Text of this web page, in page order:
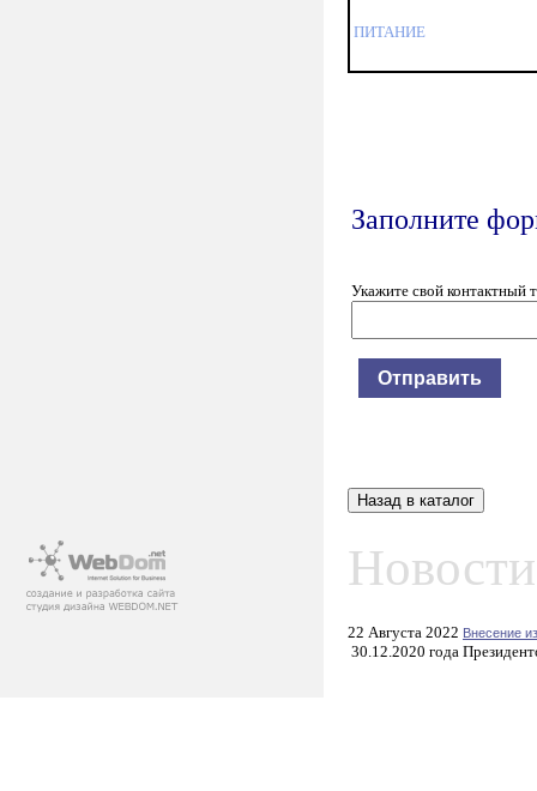
ПИТАНИЕ
Заполните
Укажите свой контактный
22 Августа 2022 Внесение
30.12.2020 года